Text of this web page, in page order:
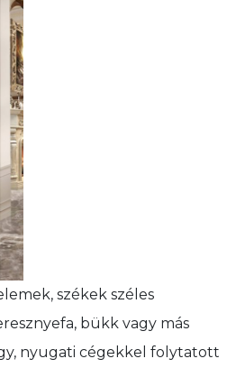
székek széles
bükk vagy más
nyugati cégekkel folytatott